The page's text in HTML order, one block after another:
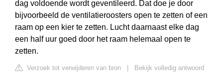
dag voldoende wordt geventileerd. Dat doe je door
bijvoorbeeld de ventilatieroosters open te zetten of een
raam op een kier te zetten. Lucht daarnaast elke dag
een half uur goed door het raam helemaal open te
zetten.
Verzoek tot verwijderen van bron
Bekijk volledig antwoord